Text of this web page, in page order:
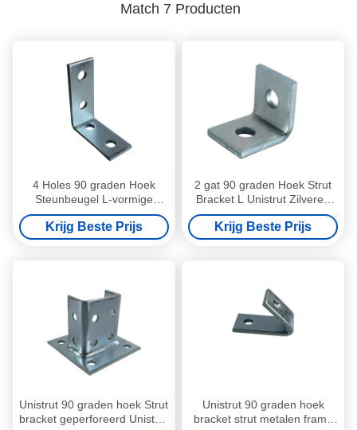
Match 7 Producten
4 Holes 90 graden Hoek
Steunbeugel L-vormige
wandmontage
gegalvaniseerd 6 mm
Krijg Beste Prijs
2 gat 90 graden Hoek Strut
Bracket L Unistrut Zilveren
gegalvaniseerde hoekpost
Krijg Beste Prijs
Unistrut 90 graden hoek Strut
bracket geperforeerd Unistrut
Unistrut 90 graden hoek
bracket strut metalen frame